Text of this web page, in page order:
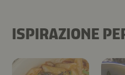
ISPIRAZIONE